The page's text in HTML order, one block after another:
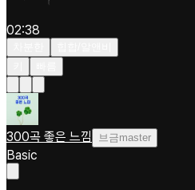
02:38
300곡 좋은 느낌 브금master
Basic